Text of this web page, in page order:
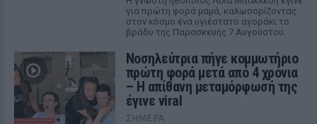
για πρώτη φορά μαμά, καλωσορίζοντας
στον κόσμο ένα υγιέστατο αγοράκι το
βράδυ της Παρασκευής 7 Αυγούστου.
Νοσηλεύτρια πήγε κομμωτήριο
πρώτη φορά μετά από 4 χρόνια
– Η απίθανη μεταμόρφωσή της
έγινε viral
ΣΉΜΕΡΑ